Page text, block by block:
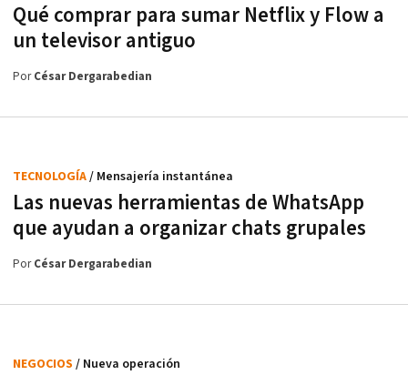
Qué comprar para sumar Netflix y Flow a
un televisor antiguo
PorCésar Dergarabedian
Las nuevas herramientas de WhatsApp
que ayudan a organizar chats grupales
TECNOLOGÍA/ Mensajería instantánea
PorCésar Dergarabedian
NEGOCIOS / Nueva operación